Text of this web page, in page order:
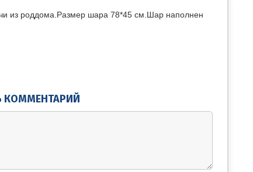
из роддома.Размер шара 78*45 см.Шар наполнен
КОММЕНТАРИЙ